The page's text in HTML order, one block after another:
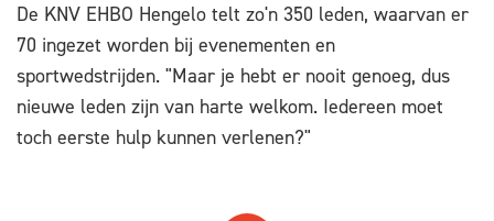
De KNV EHBO Hengelo telt zo'n 350 leden, waarvan er
70 ingezet worden bij evenementen en
sportwedstrijden. "Maar je hebt er nooit genoeg, dus
nieuwe leden zijn van harte welkom. Iedereen moet
toch eerste hulp kunnen verlenen?"